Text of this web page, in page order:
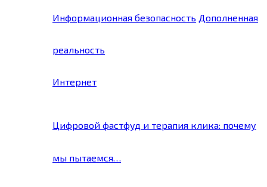
Информационная безопасность Дополненная
реальность
Интернет
Цифровой фастфуд и терапия клика: почему
мы пытаемся…